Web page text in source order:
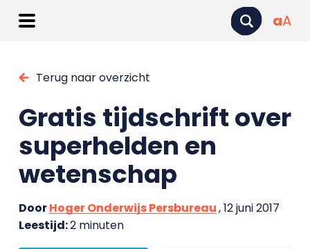
aA
Terug naar overzicht
Gratis tijdschrift over
superhelden en
wetenschap
DoorHoger Onderwijs Persbureau, 12 juni 2017
Leestijd:2 minuten